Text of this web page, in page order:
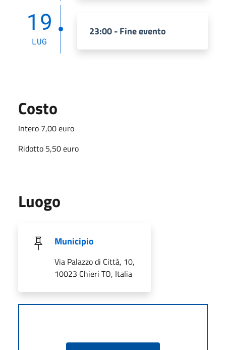
19
LUG
23:00 - Fine evento
Costo
Intero 7,00 euro
Ridotto 5,50 euro
Luogo
Municipio
Via Palazzo di Città, 10,
10023 Chieri TO, Italia